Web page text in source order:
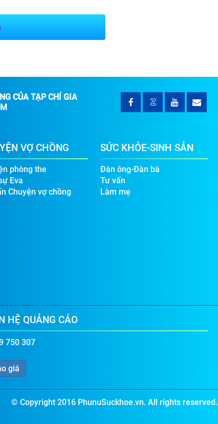
CỦA TẠP CHÍ GIA
VỢ CHỒNG
phòng the
Eva
Chuyện vợ chồng
SỨC KHỎE-SINH SẢN
Đàn ông-Đàn bà
Tư vấn
Làm mẹ
HỆ QUẢNG CÁO
750 307
giá
© Copyright 2016 PhunuSuckhoe.vn. All rights reserved.